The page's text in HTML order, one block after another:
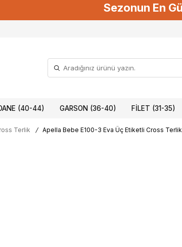
Sezonun En
(40-44) GARSON (36-40) FILET (31-35)
Terlik / Apella Bebe E100-3 Eva Üç Etiketli Cross Terlik